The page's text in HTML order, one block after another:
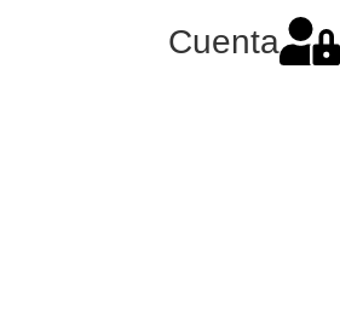
Cuenta